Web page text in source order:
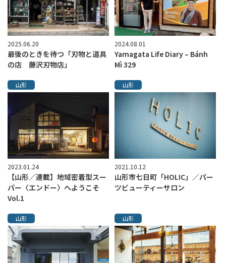
2025.06.20
最後のときを待つ「刃物と道具
の店 藤沢刃物店」
2024.08.01
Yamagata Life Diary – Bánh
Mì 329
山形
2023.01.24
【山形／連載】地域密着型スー
パー〈エンドー〉へようこそ
Vol.1
山形
2021.10.12
山形市七日町「HOLIC」／パー
ツビューティーサロン
山形 山形